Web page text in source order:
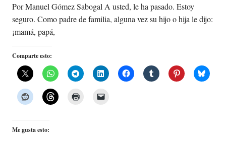
Por Manuel Gómez Sabogal A usted, le ha pasado. Estoy
seguro. Como padre de familia, alguna vez su hijo o hija le dijo:
¡mamá, papá,
Comparte esto:
Me gusta esto: